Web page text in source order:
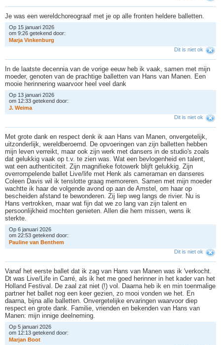
Je was een wereldchoreograaf met je op alle fronten heldere balletten.
Op 15 januari 2026
om 9:26 getekend door:
Marja Vinkenburg
Dit is niet ok
In de laatste decennia van de vorige eeuw heb ik vaak, samen met mijn
moeder, genoten van de prachtige balletten van Hans van Manen. Een
mooie herinnering waarvoor heel veel dank
Op 13 januari 2026
om 12:33 getekend door:
J. Weima
Dit is niet ok
Met grote dank en respect denk ik aan Hans van Manen, onvergetelijk,
uitzonderlijk, wereldberoemd. De opvoeringen van zijn balletten hebben
mijn leven verreikt, maar ook zijn werk met dansers in de studio's zoals
dat gelukkig vaak op t.v. te zien was. Wat een bevlogenheid en talent,
wat een authenticiteit. Zijn magnifieke fotowerk blijft gelukkig. Zijn
overrompelende ballet Live/life met Henk als cameraman en danseres
Coleen Davis wil ik tenslotte graag memoreren. Samen met mijn moeder
wachtte ik haar de volgende avond op aan de Amstel, om haar op
bescheiden afstand te bewonderen. Zij liep weg langs de rivier. Nu is
Hans vertrokken, maar wat fijn dat we zo lang van zijn talent en
persoonlijkheid mochten genieten. Allen die hem missen, wens ik
sterkte.
Op 6 januari 2026
om 22:53 getekend door:
Pauline van Benthem
Dit is niet ok
Vanaf het eerste ballet dat ik zag van Hans van Manen was ik 'verkocht.
Dt was Live/Life in Carré, als ik het me goed herinner in het kader van het
Holland Festival. De zaal zat niet (!) vol. Daarna heb ik en min toenmalige
partner het ballet nog een keer gezien, zo mooi vonden we het. En
daarna, bijna alle balletten. Onvergetelijke ervaringen waarvoor diep
respect en grote dank. Familie, vrienden en bekenden van Hans van
Manen: mijn innige deelneming.
Op 5 januari 2026
om 12:13 getekend door:
Marjan Boot